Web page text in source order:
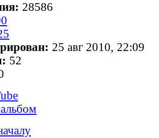
28586
25 авг 2010, 22:09
52